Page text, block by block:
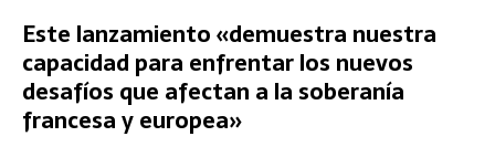
Este lanzamiento «demuestra nuestra
capacidad para enfrentar los nuevos
desafíos que afectan a la soberanía
francesa y europea»